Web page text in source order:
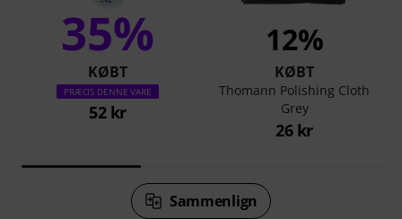
35%
KØBT
PRÆCIS DENNE VARE
52 kr
12%
KØBT
Thomann Polishing Cloth
Grey
26 kr
Sammenlign